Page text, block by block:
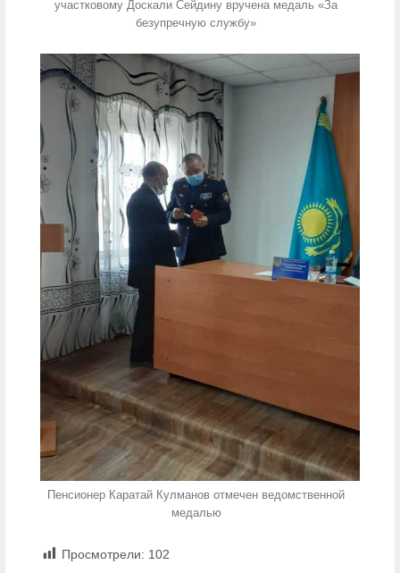
участковому Доскали Сейдину вручена медаль «За
безупречную службу»
Пенсионер Каратай Кулманов отмечен ведомственной
медалью
Просмотрели: 102